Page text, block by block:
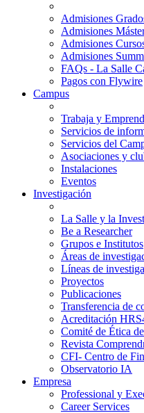
Admisiones
Admisiones
Admisiones
Admisiones
FAQs - La Salle
Pagos con Flywire
Campus
Trabaja y
Servicios de
Servicios del
Asociaciones y
Instalaciones
Eventos
Investigación
La Salle y la
Be a Researcher
Grupos e Institutos
Áreas de
Líneas de
Proyectos
Publicaciones
Transferencia de
Acreditación
Comité de Ética
Revista
CFI- Centro de
Observatorio IA
Empresa
Professional y
Career Services